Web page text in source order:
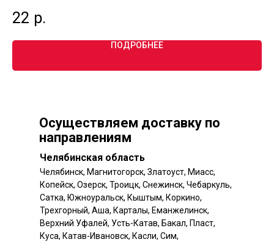
22 р.
ПОДРОБНЕЕ
Челябинская область
Осуществляем доставку по
направлениям
Челябинск, Магнитогорск, Златоуст, Миасс,
Копейск, Озерск, Троицк, Снежинск, Чебаркуль,
Сатка, Южноуральск, Кыштым, Коркино,
Трехгорный, Аша, Карталы, Еманжелинск,
Верхний Уфалей, Усть-Катав, Бакал, Пласт,
Куса, Катав-Ивановск, Касли, Сим,